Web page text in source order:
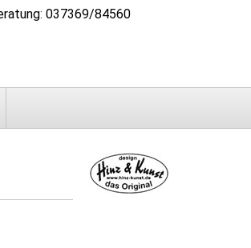
: 037369/84560